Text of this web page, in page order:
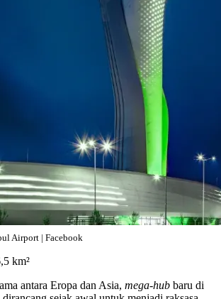
Airport | Facebook
km²
antara Eropa dan Asia, mega-hub baru di